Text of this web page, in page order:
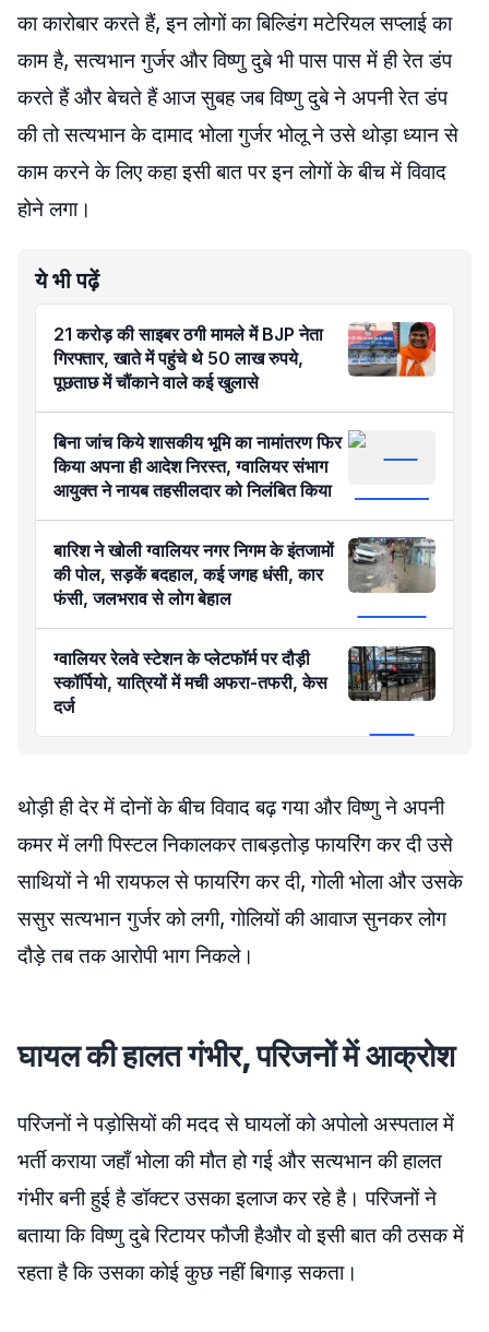
का कारोबार करते हैं, इन लोगों का बिल्डिंग मटेरियल सप्लाई का
काम है, सत्यभान गुर्जर और विष्णु दुबे भी पास पास में ही रेत डंप
करते हैं और बेचते हैं आज सुबह जब विष्णु दुबे ने अपनी रेत डंप
की तो सत्यभान के दामाद भोला गुर्जर भोलू ने उसे थोड़ा ध्यान से
काम करने के लिए कहा इसी बात पर इन लोगों के बीच में विवाद
होने लगा।
ये भी पढ़ें
21 करोड़ की साइबर ठगी मामले में BJP नेता
गिरफ्तार, खाते में पहुंचे थे 50 लाख रुपये,
पूछताछ में चौंकाने वाले कई खुलासे
बिना जांच किये शासकीय भूमि का नामांतरण फिर
किया अपना ही आदेश निरस्त, ग्वालियर संभाग
आयुक्त ने नायब तहसीलदार को निलंबित किया
बारिश ने खोली ग्वालियर नगर निगम के इंतजामों
की पोल, सड़कें बदहाल, कई जगह धंसी, कार
फंसी, जलभराव से लोग बेहाल
ग्वालियर रेलवे स्टेशन के प्लेटफॉर्म पर दौड़ी
स्कॉर्पियो, यात्रियों में मची अफरा-तफरी, केस
दर्ज
थोड़ी ही देर में दोनों के बीच विवाद बढ़ गया और विष्णु ने अपनी
कमर में लगी पिस्टल निकालकर ताबड़तोड़ फायरिंग कर दी उसे
साथियों ने भी रायफल से फायरिंग कर दी, गोली भोला और उसके
ससुर सत्यभान गुर्जर को लगी, गोलियों की आवाज सुनकर लोग
दौड़े तब तक आरोपी भाग निकले।
घायल की हालत गंभीर, परिजनों में आक्रोश
परिजनों ने पड़ोसियों की मदद से घायलों को अपोलो अस्पताल में
भर्ती कराया जहाँ भोला की मौत हो गई और सत्यभान की हालत
गंभीर बनी हुई है डॉक्टर उसका इलाज कर रहे है।परिजनों ने
बताया कि विष्णु दुबे रिटायर फौजी हैऔर वो इसी बात की ठसक में
रहता है कि उसका कोई कुछ नहीं बिगाड़ सकता।